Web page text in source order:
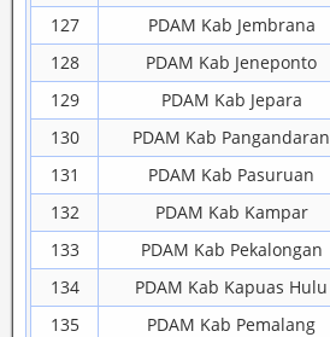
127
PDAM Kab Jembrana
128
PDAM Kab Jeneponto
129
PDAM Kab Jepara
130
PDAM Kab Pangandaran
131
PDAM Kab Pasuruan
132
PDAM Kab Kampar
133
PDAM Kab Pekalongan
134
PDAM Kab Kapuas Hulu
135
PDAM Kab Pemalang